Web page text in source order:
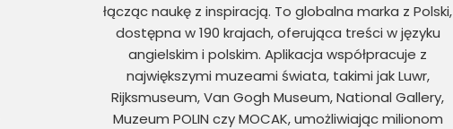
łącząc naukę z inspiracją. To globalna marka z Polski,
dostępna w 190 krajach, oferująca treści w języku
angielskim i polskim. Aplikacja współpracuje z
największymi muzeami świata, takimi jak Luwr,
Rijksmuseum, Van Gogh Museum, National Gallery,
Muzeum POLIN czy MOCAK, umożliwiając milionom